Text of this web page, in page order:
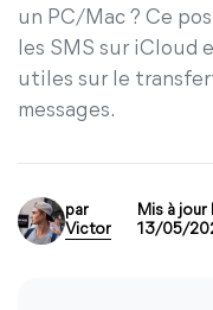
un PC/Mac ? Ce
les SMS sur iCloud
utiles sur le
messages.
par
Victor
Mis à jour
13/05/